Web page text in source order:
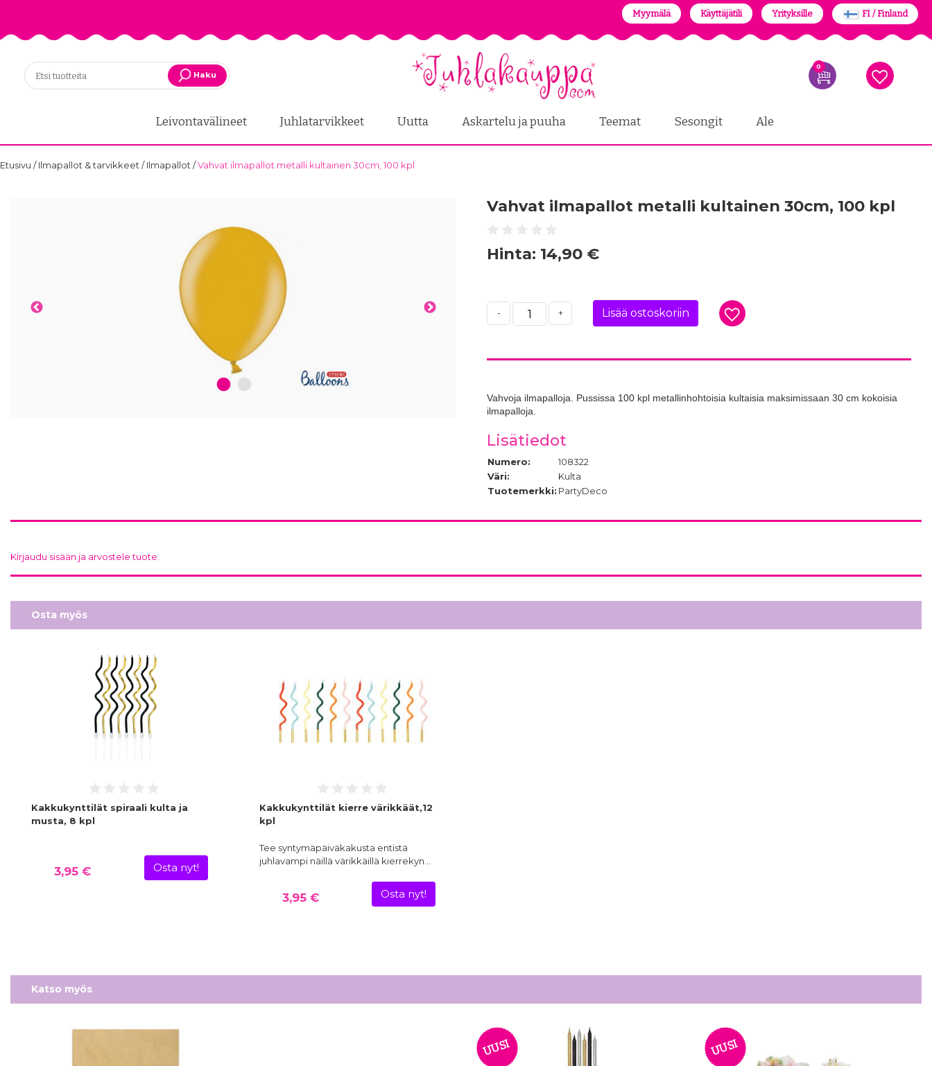
Myymälä Käyttäjätili Yrityksille FI / Finland
Haku
0
Leivontavälineet Juhlatarvikkeet Uutta Askartelu ja puuha Teemat Sesongit Ale
Etusivu /Ilmapallot & tarvikkeet /Ilmapallot /Vahvat ilmapallot metalli kultainen 30cm, 100 kpl
1 2
Vahvat ilmapallot metalli kultainen 30cm, 100 kpl
Hinta: 14,90 €
- + Lisää ostoskoriin
Vahvoja ilmapalloja. Pussissa 100 kpl metallinhohtoisia kultaisia maksimissaan 30 cm kokoisia
ilmapalloja.
Lisätiedot
Numero:
108322
Väri:
Kulta
Tuotemerkki: PartyDeco
Kirjaudu sisään ja arvostele tuote.
Osta myös
Kakkukynttilät spiraali kulta ja
musta, 8 kpl
3,95 € Osta nyt!
Kakkukynttilät kierre värikkäät,12
kpl
Tee syntymäpäiväkakusta entistä
juhlavampi näillä värikkäillä kierrekyn…
3,95 € Osta nyt!
Katso myös
UUSI UUSI